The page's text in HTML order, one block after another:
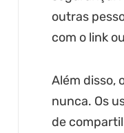
outras
com o link
Além disso,
nunca. Os
de